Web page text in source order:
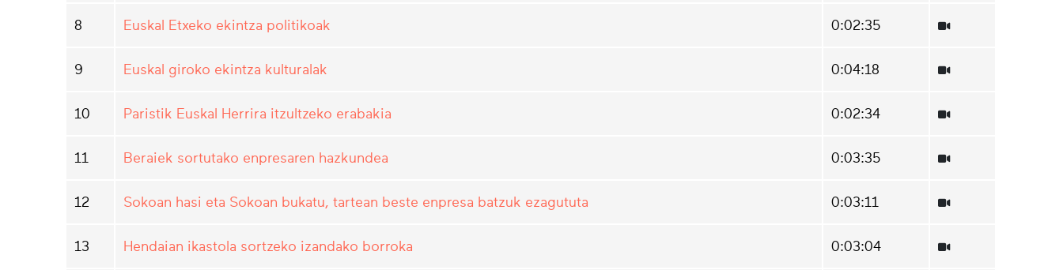
8 Euskal Etxeko ekintza politikoak 0:02:35
9 Euskal giroko ekintza kulturalak 0:04:18
10 Paristik Euskal Herrira itzultzeko erabakia 0:02:34
11 Beraiek sortutako enpresaren hazkundea 0:03:35
12 Sokoan hasi eta Sokoan bukatu, tartean beste enpresa batzuk ezagututa 0:03:11
13 Hendaian ikastola sortzeko izandako borroka 0:03:04